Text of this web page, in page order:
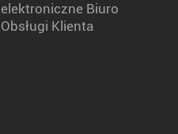
elektroniczne Biuro
Obsługi Klienta